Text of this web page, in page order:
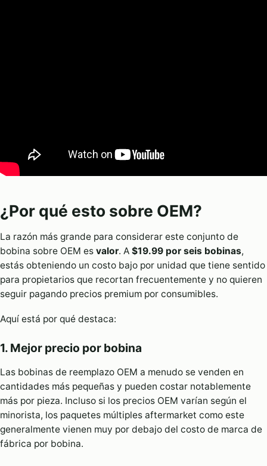
¿Por qué esto sobre OEM?
La razón más grande para considerar este conjunto de
bobina sobre OEM es valor. A $19.99 por seis bobinas,
estás obteniendo un costo bajo por unidad que tiene sentido
para propietarios que recortan frecuentemente y no quieren
seguir pagando precios premium por consumibles.
Aquí está por qué destaca:
1. Mejor precio por bobina
Las bobinas de reemplazo OEM a menudo se venden en
cantidades más pequeñas y pueden costar notablemente
más por pieza. Incluso si los precios OEM varían según el
minorista, los paquetes múltiples aftermarket como este
generalmente vienen muy por debajo del costo de marca de
fábrica por bobina.